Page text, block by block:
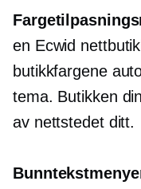
en Ecwid
butikkfargene
tema. Butikken
av nettstedet ditt.